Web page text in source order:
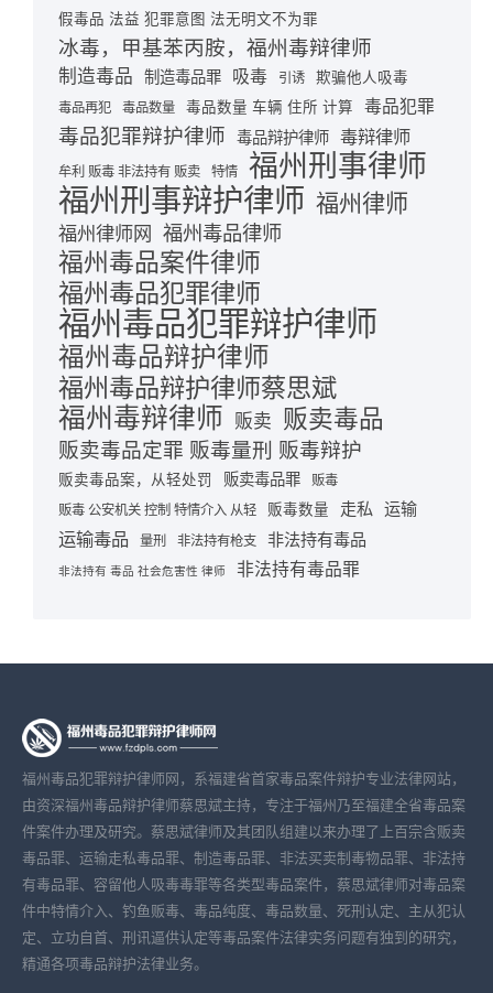
假毒品 法益 犯罪意图 法无明文不为罪
冰毒，甲基苯丙胺，福州毒辩律师
制造毒品 制造毒品罪 吸毒 引诱 欺骗他人吸毒
毒品再犯 毒品数量 毒品数量 车辆 住所 计算 毒品犯罪
毒品犯罪辩护律师 毒品辩护律师 毒辩律师
牟利 贩毒 非法持有 贩卖 特情 福州刑事律师
福州刑事辩护律师 福州律师
福州律师网 福州毒品律师
福州毒品案件律师
福州毒品犯罪律师
福州毒品犯罪辩护律师
福州毒品辩护律师
福州毒品辩护律师蔡思斌
福州毒辩律师 贩卖 贩卖毒品
贩卖毒品定罪 贩毒量刑 贩毒辩护
贩卖毒品案，从轻处罚 贩卖毒品罪
贩毒
贩毒 公安机关 控制 特情介入 从轻
贩毒数量 走私 运输
运输毒品 量刑 非法持有枪支 非法持有毒品
非法持有 毒品 社会危害性 律师 非法持有毒品罪
福州毒品犯罪辩护律师网，系福建省首家毒品案件辩护专业法律网站，
由资深福州毒品辩护律师蔡思斌主持，专注于福州乃至福建全省毒品案
件案件办理及研究。蔡思斌律师及其团队组建以来办理了上百宗含贩卖
毒品罪、运输走私毒品罪、制造毒品罪、非法买卖制毒物品罪、非法持
有毒品罪、容留他人吸毒毒罪等各类型毒品案件，蔡思斌律师对毒品案
件中特情介入、钓鱼贩毒、毒品纯度、毒品数量、死刑认定、主从犯认
定、立功自首、刑讯逼供认定等毒品案件法律实务问题有独到的研究，
精通各项毒品辩护法律业务。